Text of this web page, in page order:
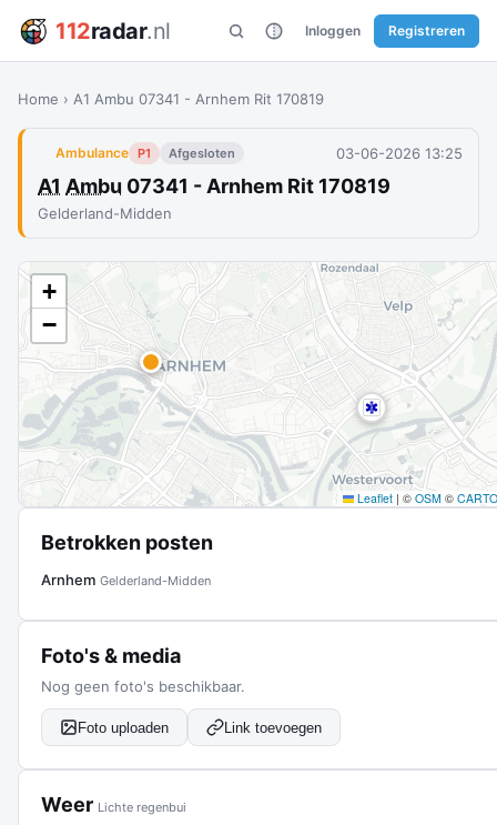
112radar.nl Inloggen Registreren
Home › A1 Ambu 07341 - Arnhem Rit 170819
Ambulance P1 Afgesloten 03-06-2026 13:25
A1 Ambu 07341 - Arnhem Rit 170819
Gelderland-Midden
+
−
Leaflet | © OSM © CARTO
Betrokken posten
Arnhem Gelderland-Midden
Foto's & media
Nog geen foto's beschikbaar.
Foto uploaden Link toevoegen
Weer Lichte regenbui